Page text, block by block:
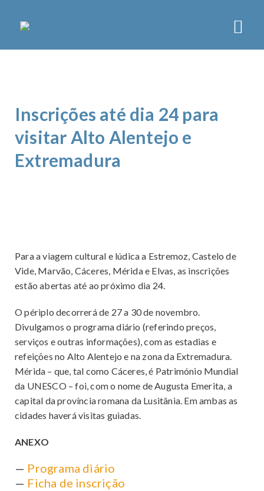
ORGÃOS
ESTATUTOS
DESPORTO
CULTURA
APOIOS
REVISTA O BUSÍLIS
REFEITÓRIOS
CCD SOCIAL
CONTACTOS
Inscrições até dia 24 para
visitar Alto Alentejo e
Extremadura
Para a viagem cultural e lúdica a Estremoz, Castelo de
Vide, Marvão, Cáceres, Mérida e Elvas, as inscrições
estão abertas até ao próximo dia 24.
O périplo decorrerá de 27 a 30 de novembro.
Divulgamos o programa diário (referindo preços,
serviços e outras informações), com as estadias e
refeições no Alto Alentejo e na zona da Extremadura.
Mérida – que, tal como Cáceres, é Património Mundial
da UNESCO – foi, com o nome de Augusta Emerita, a
capital da província romana da Lusitânia. Em ambas as
cidades haverá visitas guiadas.
ANEXO
— Programa diário
— Ficha de inscrição